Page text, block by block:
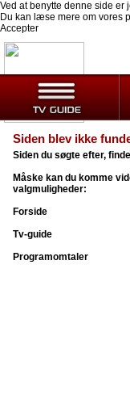
Ved at benytte denne side er
Du kan læse mere om vores
Accepter
Siden blev ikke
Siden du søgte efter,
Måske kan du komme
valgmuligheder:
Forside
Tv-guide
Programomtaler